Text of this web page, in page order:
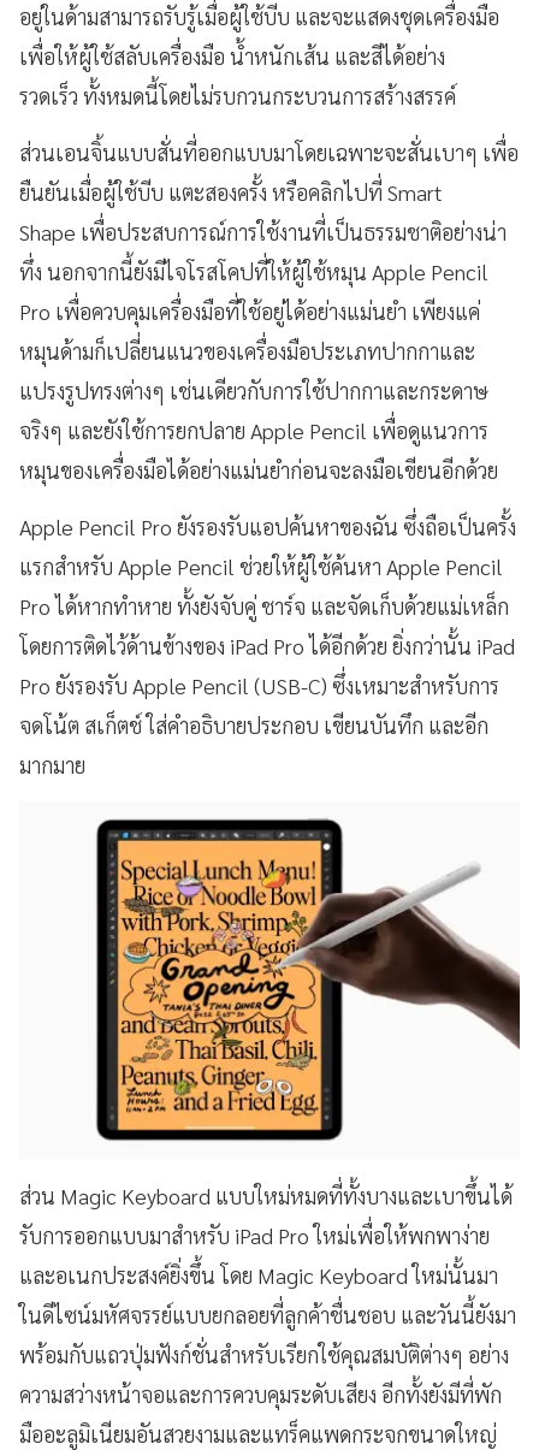
อยู่ในด้ามสามารถรับรู้เมื่อผู้ใช้บีบ และจะแสดงชุดเครื่องมือ
เพื่อให้ผู้ใช้สลับเครื่องมือ น้ำหนักเส้น และสีได้อย่าง
รวดเร็ว ทั้งหมดนี้โดยไม่รบกวนกระบวนการสร้างสรรค์
ส่วนเอนจิ้นแบบสั่นที่ออกแบบมาโดยเฉพาะจะสั่นเบาๆ เพื่อ
ยืนยันเมื่อผู้ใช้บีบ แตะสองครั้ง หรือคลิกไปที่ Smart
Shape เพื่อประสบการณ์การใช้งานที่เป็นธรรมชาติอย่างน่า
ทึ่ง นอกจากนี้ยังมีไจโรสโคปที่ให้ผู้ใช้หมุน Apple Pencil
Pro เพื่อควบคุมเครื่องมือที่ใช้อยู่ได้อย่างแม่นยำ เพียงแค่
หมุนด้ามก็เปลี่ยนแนวของเครื่องมือประเภทปากกาและ
แปรงรูปทรงต่างๆ เช่นเดียวกับการใช้ปากกาและกระดาษ
จริงๆ และยังใช้การยกปลาย Apple Pencil เพื่อดูแนวการ
หมุนของเครื่องมือได้อย่างแม่นยำก่อนจะลงมือเขียนอีกด้วย
Apple Pencil Pro ยังรองรับแอปค้นหาของฉัน ซึ่งถือเป็นครั้ง
แรกสำหรับ Apple Pencil ช่วยให้ผู้ใช้ค้นหา Apple Pencil
Pro ได้หากทำหาย ทั้งยังจับคู่ ชาร์จ และจัดเก็บด้วยแม่เหล็ก
โดยการติดไว้ด้านข้างของ iPad Pro ได้อีกด้วย ยิ่งกว่านั้น iPad
Pro ยังรองรับ Apple Pencil (USB-C) ซึ่งเหมาะสำหรับการ
จดโน้ต สเก็ตช์ ใส่คำอธิบายประกอบ เขียนบันทึก และอีก
มากมาย
ส่วน Magic Keyboard แบบใหม่หมดที่ทั้งบางและเบาขึ้นได้
รับการออกแบบมาสำหรับ iPad Pro ใหม่เพื่อให้พกพาง่าย
และอเนกประสงค์ยิ่งขึ้น โดย Magic Keyboard ใหม่นั้นมา
ในดีไซน์มหัศจรรย์แบบยกลอยที่ลูกค้าชื่นชอบ และวันนี้ยังมา
พร้อมกับแถวปุ่มฟังก์ชั่นสำหรับเรียกใช้คุณสมบัติต่างๆ อย่าง
ความสว่างหน้าจอและการควบคุมระดับเสียง อีกทั้งยังมีที่พัก
มืออะลูมิเนียมอันสวยงามและแทร็คแพดกระจกขนาดใหญ่